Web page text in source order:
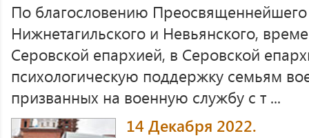
По благословению
Нижнетагильского и Невьянского,
Серовской епархией, в Серовской
психологическую поддержку семьям
призванных на военную службу с т ...
14 Декабря 2022.